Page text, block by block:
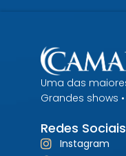
Uma das
Grandes shows •
Redes
Instagram